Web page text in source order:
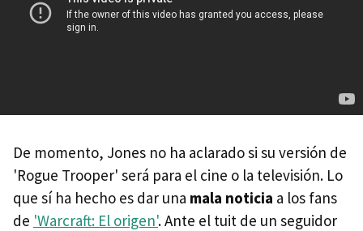
De momento, Jones no ha aclarado si su versión de
'Rogue Trooper' será para el cine o la televisión. Lo
que sí ha hecho es dar una mala noticia a los fans
de 'Warcraft: El origen'. Ante el tuit de un seguidor